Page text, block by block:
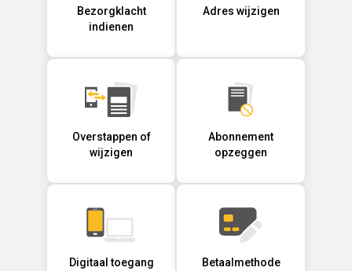
Bezorgklacht
indienen
Adres wijzigen
Overstappen of
wijzigen
Abonnement
opzeggen
Digitaal toegang
Betaalmethode